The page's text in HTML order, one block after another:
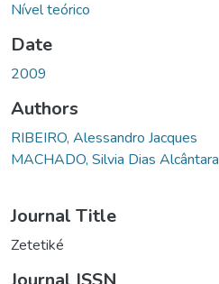
Nível teórico
Date
2009
Authors
RIBEIRO, Alessandro Jacques
MACHADO, Silvia Dias Alcântara
Journal Title
Zetetiké